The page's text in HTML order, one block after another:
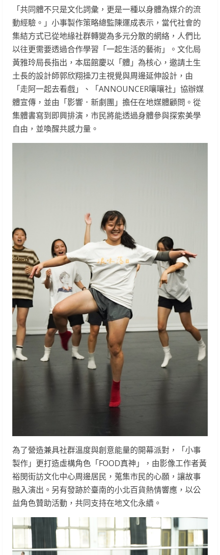
「共同體不只是文化詞彙，更是一種以身體為媒介的流
動經驗。」小事製作策略總監陳運成表示，當代社會的
集結方式已從地緣社群轉變為多元分散的網絡，人們比
以往更需要透過合作學習「一起生活的藝術」。文化局
黃雅玲局長指出，本屆館慶以「體」為核心，邀請土生
土長的設計師郭欣翔操刀主視覺與周邊延伸設計，由
「走阿一起去看戲」、「ANNOUNCER嚷嚷社」協辦媒
體宣傳，並由「影響．新劇團」擔任在地媒體顧問。從
集體書寫到即興排演，市民將能透過身體參與探索美學
自由，並喚醒共感力量。
為了營造兼具社群溫度與創意能量的開幕派對，「小事
製作」更打造虛構角色「FOOD真神」，由影像工作者黃
裕閔街訪文化中心周邊居民，蒐集市民的心願，讓故事
融入演出。另有發跡於臺南的小北百貨熱情響應，以公
益角色贊助活動，共同支持在地文化永續。